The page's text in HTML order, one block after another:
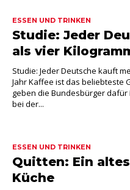
ESSEN UND TRINKEN
Studie: Jeder
als vier
Studie: Jeder Deutsche kauft
Jahr Kaffee ist das beliebteste
geben die Bundesbürger
bei der...
ESSEN UND TRINKEN
Quitten: Ein
Küche